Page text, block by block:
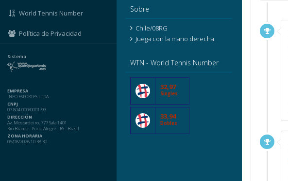
World Tennis Number
Política de Privacidad
Sistema:
EMPRESA
INFO ESPORTES LTDA
CNPJ
07.804.000/0001-93
DIRECCIÓN
Av. Mostardeiro, 777 Sala 1401
Rio Branco - Porto Alegre - RS - Brasil
ZONA HORARIA
06/08/2026 10:38:30
Sobre
Chile/08RG
Juega con la mano derecha.
WTN - World Tennis Number
32,97
Singles
33,94
Dobles